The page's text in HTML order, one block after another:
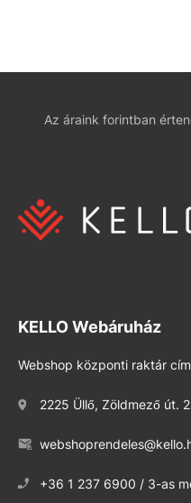
Az áraink forintban
KELLO Webáruház
Webshop központi raktár
2225 Üllő, Zöldmező út.
+36 1 237 6900 / 3-as